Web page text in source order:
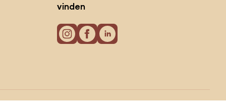
vinden